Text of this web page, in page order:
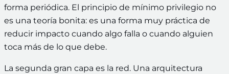
forma periódica. El principio de mínimo privilegio no
es una teoría bonita: es una forma muy práctica de
reducir impacto cuando algo falla o cuando alguien
toca más de lo que debe.
La segunda gran capa es la red. Una arquitectura